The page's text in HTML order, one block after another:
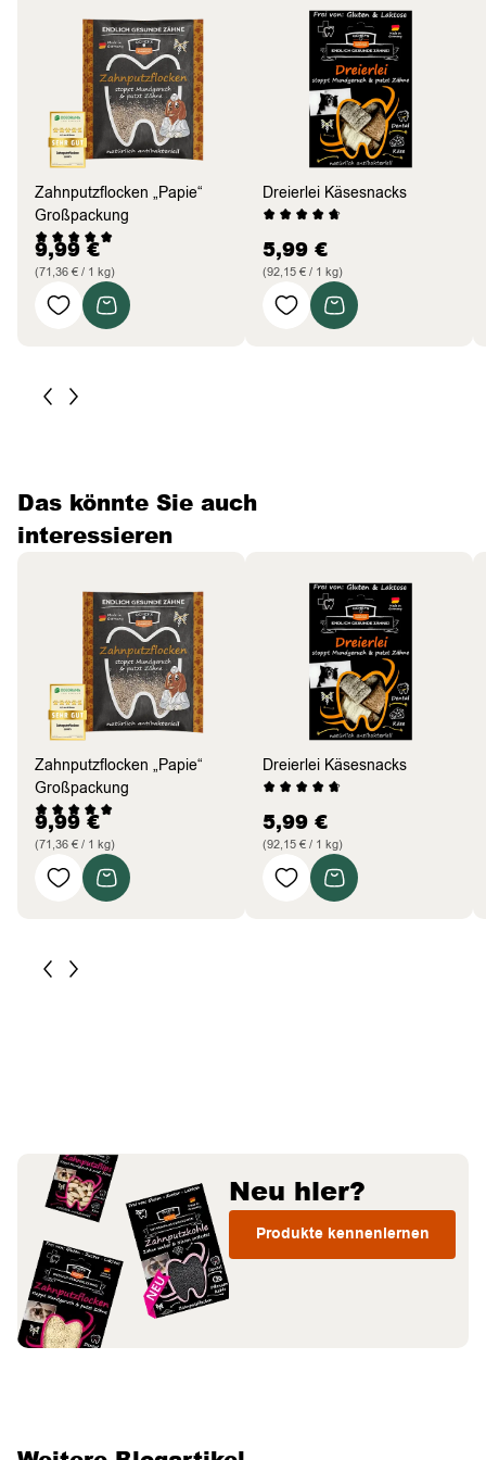
Zahnputzflocken „Papie“
Großpackung
9,99€
(71,36 € / 1 kg)
Dreierlei Käsesnacks
5,99 €
(92,15 € / 1 kg)
Das könnte Sie auch
interessieren
Zahnputzflocken „Papie“
Großpackung
9,99€
(71,36 € / 1 kg)
Dreierlei Käsesnacks
5,99 €
(92,15 € / 1 kg)
Neu hier?
Produkte kennenlernen